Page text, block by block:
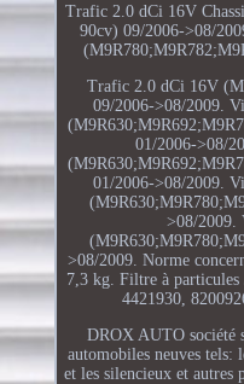
Trafic 2.0 dCi 16V
90cv) 09/2006->08/
Trafic 2.0 dCi 16V
09/2006->08/2009.
01/2006->08/
01/2006->08/2009.
>08/2009.
>08/2009. Norme
7,3 kg. Filtre à particules
4421930,
DROX AUTO société
automobiles neuves tels:
et les silencieux et autres